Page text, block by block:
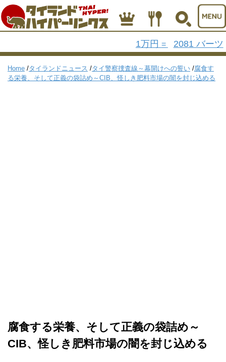
1万円 = 2081 バーツ
Home /タイランドニュース /タイ警察捜査線～幕開けへの誓い /腐食す
る栄養、そして正義の袋詰め～CIB、怪しき肥料市場の闇を封じ込める
腐食する栄養、そして正義の袋詰め～
CIB、怪しき肥料市場の闇を封じ込める